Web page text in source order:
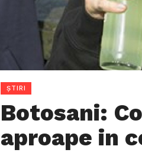
ȘTIRI
Botosani:
aproape in